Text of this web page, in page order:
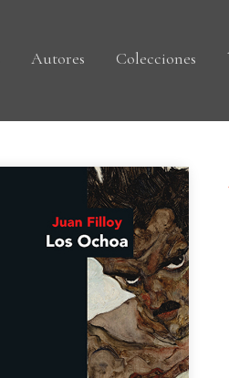
Autores Colecciones